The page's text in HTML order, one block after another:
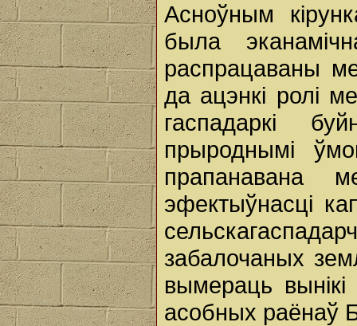
Асноўным
была
распрацаваны
да ацэнкі ролі
гаспадаркі
прыроднымі
прапанавана
эфектыўнасці
забалочаных
вымераць
асобных раёнаў